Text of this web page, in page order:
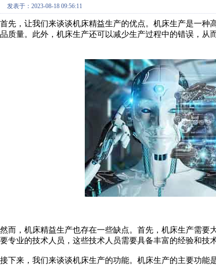
发表于：2023-08-18 09:56:11
首先，让我们来谈谈机床精益生产的优点。机床生产是一
品质量。此外，机床生产还可以减少生产过程中的错误，从
然而，机床精益生产也存在一些缺点。首先，机床生产需
要专业的技术人员，这些技术人员需要具备丰富的经验和技术
接下来，我们来谈谈机床生产的功能。机床生产的主要功